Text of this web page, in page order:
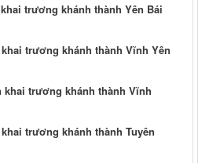
trương khánh thành Yên Bái
trương khánh thành Vĩnh Yên
trương khánh thành Vĩnh
trương khánh thành Tuyên